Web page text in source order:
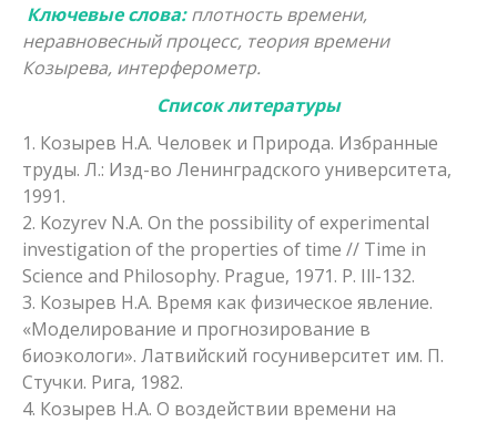
Ключевые слова:плотность времени,
неравновесный процесс, теория времени
Козырева, интерферометр.
Список литературы
1. Козырев Н.А. Человек и Природа. Избранные
труды. Л.: Изд-во Ленинградского университета,
1991.
2. Kozyrev N.A. On the possibility of experimental
investigation of the properties of time // Time in
Science and Philosophy. Prague, 1971. P. Ill-132.
3. Козырев Н.А. Время как физическое явление.
«Моделирование и прогнозирование в
биоэкологи». Латвийский госуниверситет им. П.
Стучки. Рига, 1982.
4. Козырев Н.А. О воздействии времени на